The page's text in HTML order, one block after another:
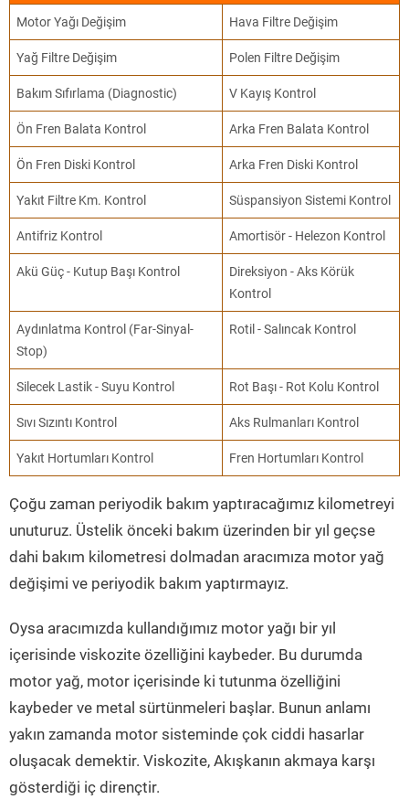
Motor Yağı Değişim Hava Filtre Değişim
Yağ Filtre Değişim Polen Filtre Değişim
Bakım Sıfırlama (Diagnostic) V Kayış Kontrol
Ön Fren Balata Kontrol Arka Fren Balata Kontrol
Ön Fren Diski Kontrol Arka Fren Diski Kontrol
Yakıt Filtre Km. Kontrol Süspansiyon Sistemi Kontrol
Antifriz Kontrol Amortisör - Helezon Kontrol
Akü Güç - Kutup Başı Kontrol
Direksiyon - Aks Körük
Kontrol
Aydınlatma Kontrol (Far-Sinyal-
Stop)
Rotil - Salıncak Kontrol
Silecek Lastik - Suyu Kontrol Rot Başı - Rot Kolu Kontrol
Sıvı Sızıntı Kontrol Aks Rulmanları Kontrol
Yakıt Hortumları Kontrol Fren Hortumları Kontrol
Çoğu zaman periyodik bakım yaptıracağımız kilometreyi
unuturuz. Üstelik önceki bakım üzerinden bir yıl geçse
dahi bakım kilometresi dolmadan aracımıza motor yağ
değişimi ve periyodik bakım yaptırmayız.
Oysa aracımızda kullandığımız motor yağı bir yıl
içerisinde viskozite özelliğini kaybeder. Bu durumda
motor yağ, motor içerisinde ki tutunma özelliğini
kaybeder ve metal sürtünmeleri başlar. Bunun anlamı
yakın zamanda motor sisteminde çok ciddi hasarlar
oluşacak demektir. Viskozite, Akışkanın akmaya karşı
gösterdiği iç dirençtir.